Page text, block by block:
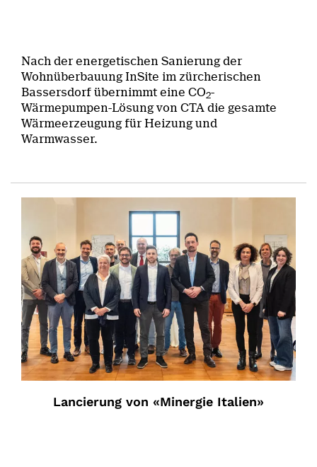
Nach der energetischen Sanierung der
Wohnüberbauung InSite im zürcherischen
Bassersdorf übernimmt eine CO2-
Wärmepumpen-Lösung von CTA die gesamte
Wärmeerzeugung für Heizung und
Warmwasser.
Lancierung von «Minergie Italien»